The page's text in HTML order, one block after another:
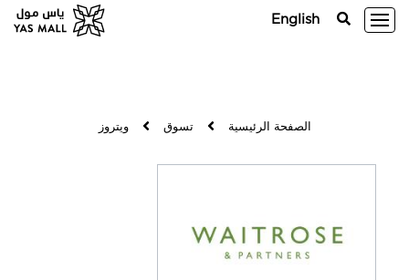
English
الصفحة الرئيسية تسوق ويتروز